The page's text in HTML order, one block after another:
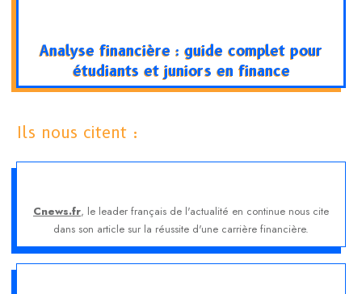
Analyse financière : guide complet pour
étudiants et juniors en finance
Ils nous citent :
Cnews.fr, le leader français de l'actualité en continue nous cite
dans son article sur la réussite d'une carrière financière.